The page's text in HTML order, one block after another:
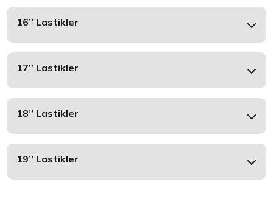
16’’ Lastikler
17’’ Lastikler
18’’ Lastikler
19’’ Lastikler